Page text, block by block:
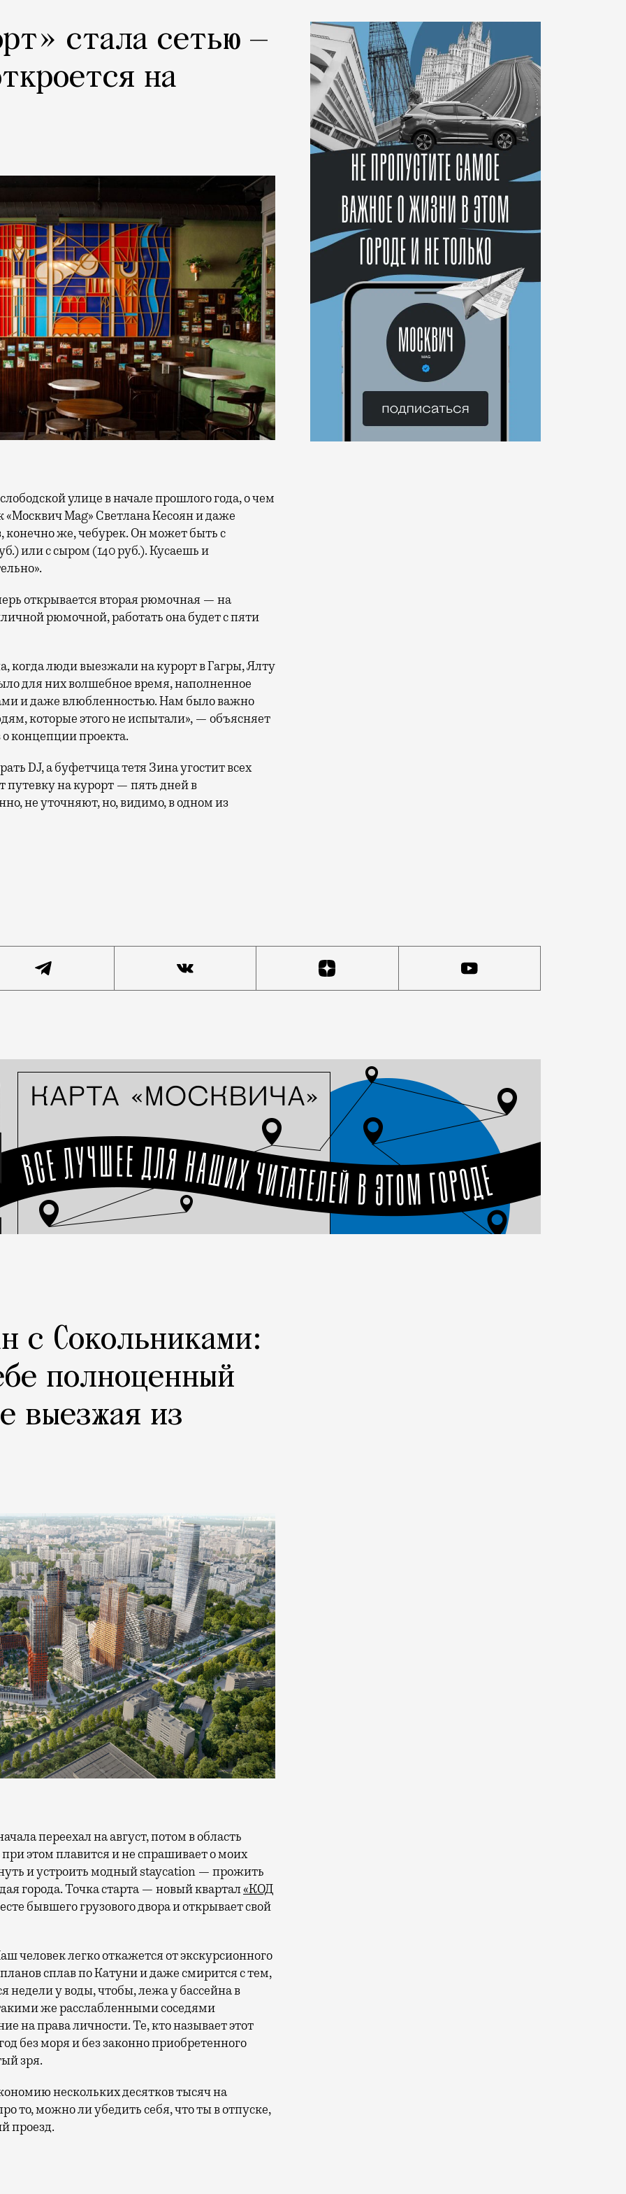
стала сетью —
на
Mag» Светлана Кесоян и даже
же, чебурек. Он может быть с
или с сыром (140 руб.). Кусаешь и
открывается вторая рюмочная — на
рюмочной, работать она будет с пяти
когда люди выезжали на курорт в Гагры, Ялту
для них волшебное время, наполненное
и даже влюбленностью. Нам было важно
которые этого не испытали», — объясняет
о концепции проекта.
DJ, а буфетчица тетя Зина угостит всех
путевку на курорт — пять дней в
не уточняют, но, видимо, в одном из
улице в начале прошлого года, о чем тогда писала ресторанный критик «Москвич Mag»
с Сокольниками:
полноценный
выезжая из
этом плавится и не спрашивает о моих
и устроить модный staycation — прожить
города. Точка старта — новый квартал«КОД
бывшего грузового двора и открывает свой
легко откажется от экскурсионного
сплав по Катуни и даже смирится с тем,
у воды, чтобы, лежа у бассейна в
же расслабленными соседями
на права личности. Те, кто называет этот
без моря и без законно приобретенного
зря.
нескольких десятков тысяч на
то, можно ли убедить себя, что ты в отпуске,
проезд.